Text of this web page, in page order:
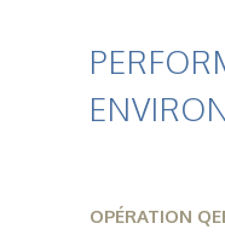
OPÉRATION